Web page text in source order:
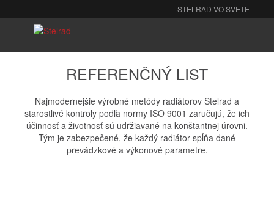
Radiátory
O nás
Pozrite
STELRAD VO SVETE
REFERENČNÝ LIST
Najmodernejšie výrobné metódy radiátorov Stelrad a
starostlivé kontroly podľa normy ISO 9001 zaručujú, že ich
účinnosť a životnosť sú udržiavané na konštantnej úrovni.
Tým je zabezpečené, že každý radiátor spĺňa dané
prevádzkové a výkonové parametre.